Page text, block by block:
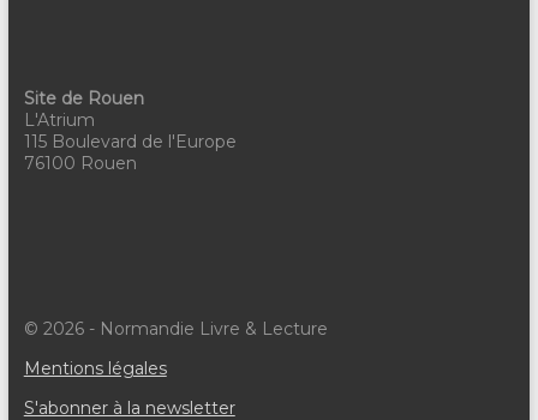
Site de Rouen
L'Atrium
115 Boulevard de l'Europe
76100 Rouen
© 2026 - Normandie Livre & Lecture
Mentions légales
S'abonner à la newsletter